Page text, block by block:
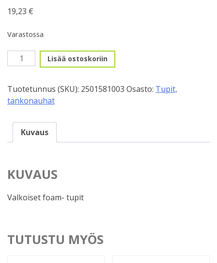
19,23 €
Varastossa
Käsitupet,
XLC,
foam
määrä
Lisää ostoskoriin
Tuotetunnus (SKU): 2501581003 Osasto: Tupit,
tankonauhat
Kuvaus
KUVAUS
Valkoiset foam- tupit
TUTUSTU MYÖS